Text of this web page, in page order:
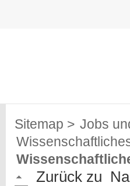
Sitemap > Jobs
Zurück zu